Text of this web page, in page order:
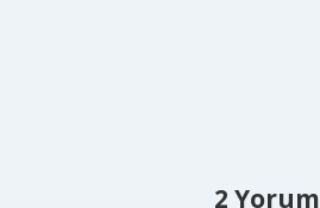
2 Yorum